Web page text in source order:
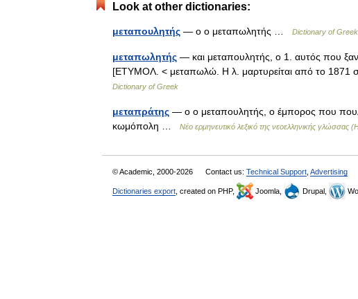
Look at other dictionaries:
μεταπουλητής — ο ο μεταπωλητής … Dictionary of Greek
μεταπωλητής — και μεταπουλητής, ο 1. αυτός που
[ΕΤΥΜΟΛ. < μεταπωλώ. Η λ. μαρτυρείται από το 1871
Dictionary of Greek
μεταπράτης — ο ο μεταπουλητής, ο έμπορος που
κωμόπολη …
Νέο ερμηνευτικό λεξικό της νεοελληνικής
© Academic, 2000-2026 Contact us: Technical Support Advertising
Dictionaries export , created on PHP, Joomla, Drupal,